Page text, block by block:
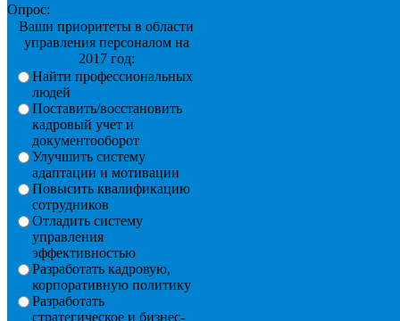
Опрос:
Ваши приоритеты в области
управления персоналом на
2017 год:
Найти профессиональных
людей
Поставить/восстановить
кадровый учет и
документооборот
Улучшить систему
адаптации и мотивации
Повысить квалификацию
сотрудников
Отладить систему
управления
эффективностью
Разработать кадровую,
корпоративную политику
Разработать
стратегическое и бизнес-